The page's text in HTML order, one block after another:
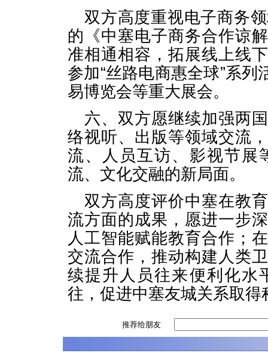
双方高度重视电子商务
的《中塞电子商务合作谅
准相通相容，拓展线上线
参加“丝路电商惠全球”系
易博览会等重大展会。
六、双方愿继续加强两
络视听、出版等领域交流
流、人员互访、影视节展
流、文化交融的新局面。
双方高度评价中塞在教
流方面的成果，愿进一步
人工智能赋能教育合作；
交流合作，推动构建人类
续提升人员往来便利化水
往，促进中塞友城关系取得
推荐给朋友